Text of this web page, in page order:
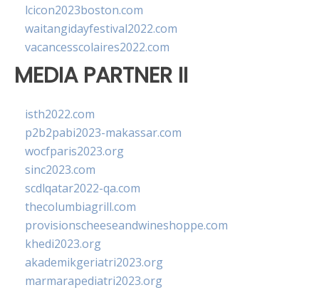
lcicon2023boston.com
waitangidayfestival2022.com
vacancesscolaires2022.com
MEDIA PARTNER II
isth2022.com
p2b2pabi2023-makassar.com
wocfparis2023.org
sinc2023.com
scdlqatar2022-qa.com
thecolumbiagrill.com
provisionscheeseandwineshoppe.com
khedi2023.org
akademikgeriatri2023.org
marmarapediatri2023.org